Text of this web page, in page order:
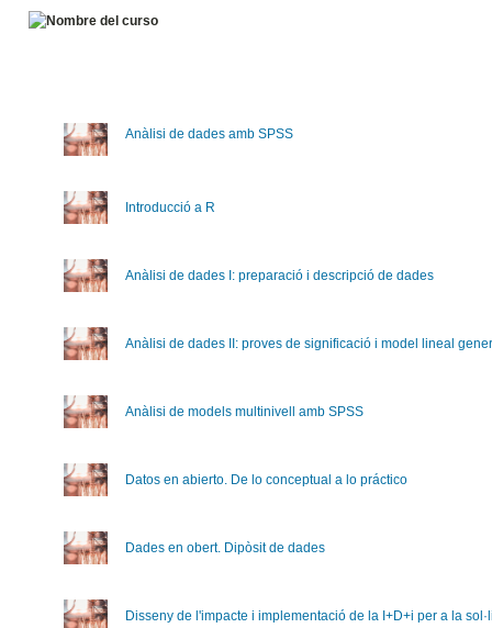
Anàlisi de dades amb SPSS
Introducció a R
Anàlisi de dades I: preparació i descripció de dades
Anàlisi de dades II: proves de significació i model lineal
Anàlisi de models multinivell amb SPSS
Datos en abierto. De lo conceptual a lo práctico
Dades en obert. Dipòsit de dades
Disseny de l'impacte i implementació de la I+D+i per a la